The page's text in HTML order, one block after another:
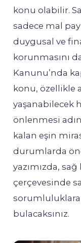
konu olabilir.
sadece mal
duygusal ve
korunmasını
Kanunu’nda
konu, özellikle
yaşanabilecek
önlenmesi
kalan eşin
durumlarda
yazımızda,
çerçevesinde
sorumluluklara
bulacaksınız.